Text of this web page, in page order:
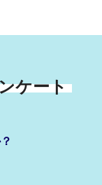
ケート